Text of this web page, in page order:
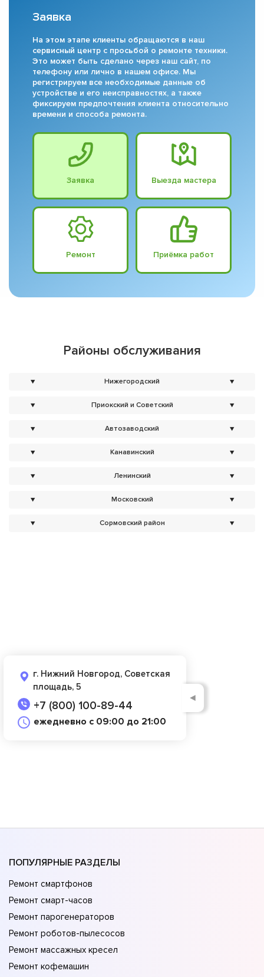
Заявка
На этом этапе клиенты обращаются в наш
сервисный центр с просьбой о ремонте техники.
Это может быть сделано через наш сайт, по
телефону или лично в нашем офисе. Мы
регистрируем все необходимые данные об
устройстве и его неисправностях, а также
фиксируем предпочтения клиента относительно
времени и способа ремонта.
Заявка Выезда мастера
Ремонт Приёмка работ
Районы обслуживания
▼ Нижегородский ▼
▼ Приокский и Советский ▼
▼ Автозаводский ▼
▼ Канавинский ▼
▼ Ленинский ▼
▼ Московский ▼
▼ Сормовский район ▼
г. Нижний Новгород, Советская
площадь, 5
+7 (800) 100-89-44
ежедневно с 09:00 до 21:00
◄
ПОПУЛЯРНЫЕ РАЗДЕЛЫ
Ремонт смартфонов
Ремонт смарт-часов
Ремонт парогенераторов
Ремонт роботов-пылесосов
Ремонт массажных кресел
Ремонт кофемашин